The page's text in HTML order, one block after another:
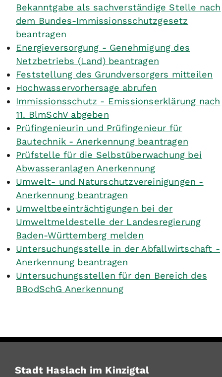
Bekanntgabe als sachverständige Stelle nach
dem Bundes-Immissionsschutzgesetz
beantragen
Energieversorgung - Genehmigung des
Netzbetriebs (Land) beantragen
Feststellung des Grundversorgers mitteilen
Hochwasservorhersage abrufen
Immissionsschutz - Emissionserklärung nach
11. BlmSchV abgeben
Prüfingenieurin und Prüfingenieur für
Bautechnik - Anerkennung beantragen
Prüfstelle für die Selbstüberwachung bei
Abwasseranlagen Anerkennung
Umwelt- und Naturschutzvereinigungen -
Anerkennung beantragen
Umweltbeeinträchtigungen bei der
Umweltmeldestelle der Landesregierung
Baden-Württemberg melden
Untersuchungsstelle in der Abfallwirtschaft -
Anerkennung beantragen
Untersuchungsstellen für den Bereich des
BBodSchG Anerkennung
Stadt Haslach im Kinzigtal